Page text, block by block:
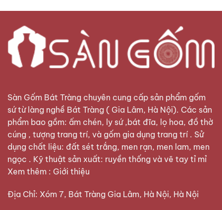
Sàn Gốm Bát Tràng chuyên cung cấp sản phẩm gốm
sứ từ làng nghề Bát Tràng ( Gia Lâm, Hà Nội). Các sản
phẩm bao gồm: ấm chén, ly sứ ,bát đĩa, lọ hoa, đồ thờ
cúng , tượng trang trí, và gốm gia dụng trang trí . Sử
dụng chất liệu: đất sét trắng, men rạn, men lam, men
ngọc . Kỹ thuật sản xuất: ruyền thống và vẽ tay tỉ mỉ
Xem thêm : Giới thiệu
Địa Chỉ: Xóm 7, Bát Tràng Gia Lâm, Hà Nội, Hà Nội